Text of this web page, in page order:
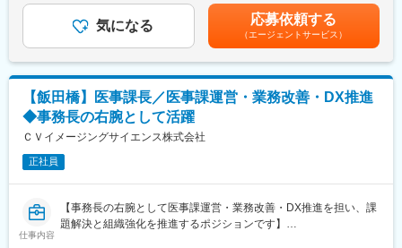
その他、本社の企画・事業立ち上げ・海外進出など、様々なキャ
リアパスがございます。「DREAM」という社内異動の公募制度が
あり、「これを解決したい」という思いがあればご自身がやりた
【研修制度について】
入社後は、座学や現場でのOJT研修、一部社内研修も実施してお
ります。業界未経験からでも活躍いただけるようサポート体制も
整っております。
【働き方】
年間休日122日・土日祝休みのため、しっかりお休みは取得いた
だけます。
残業時間は繁閑差がございますが、基本20時間程度です。
■集患活動：
エリアマーケティング戦略、各種施設への訪問、PR活動、勉強会
■マネジメント：メンバー育成や労務管理、業務改善など
■業務オペレーションの改善：業務フローの見直し、改善提案・実
行
護・薬局・ケアマネージャー・介護施設など）との患者情報の共
有、対応依頼、情報交換
【研修体制】
OJT研修をメインに、先輩社員がしっかりサポートします。ま
補足＞※ご経験や現年収を考慮し決定いたします。■昇給：有＜年
収500万円までの場合＞基本給＋固定残業代30時間分 ※固定残業
超過分は別途支給＜年収500万以上の場合＞■年俸基本給：
312,500円～475,000円■業績給（月額25％）：104,167円～
145,834円賃金はあくまでも目安の金額であり、選考を通じて上
下する可能性があります。月給(月額)は固定手当を含めた表記で
す。
気になる 応募依頼する
（エージェントサービス）
【飯田橋】医事課長／医事課運営・業務改善・DX推進
◆事務長の右腕として活躍
ＣＶイメージングサイエンス株式会社
正社員
仕事内容
【事務長の右腕として医事課運営・業務改善・DX推進を担い、課
題解決と組織強化を推進するポジションです】